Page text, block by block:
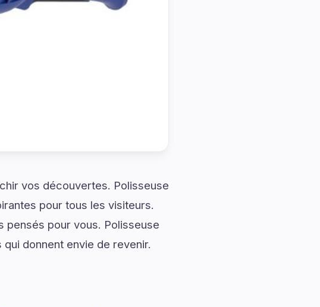
vos découvertes. Polisseuse
pour tous les visiteurs.
pensés pour vous. Polisseuse
donnent envie de revenir.